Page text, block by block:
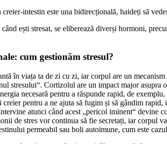
intestin este una bidirecțională, haideți să
când ești stresat, se eliberează diverși hormoni,
cum gestionăm stresul?
în viața ta de zi cu zi, iar corpul are un
stresului“. Cortizolul are un impact major
necesară pentru a răspunde rapid, de
creier pentru a ne ajuta să fugim și să gândim
atunci când acest „pericol iminent“ devine
de stres vor continua să fie secretați, iar
permeabil sau boli autoimune, cum este